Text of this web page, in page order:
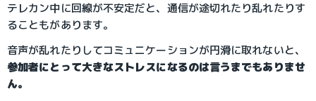
テレカン中に回線が不安定だと、通信が途切れたり乱れたりす
ることもがあります。
音声が乱れたりしてコミュニケーションが円滑に取れないと、
参加者にとって大きなストレスになるのは言うまでもありませ
ん。